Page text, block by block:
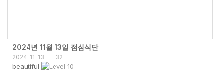
2024년 11월 13일 점심식단
2024-11-13 32
beautiful